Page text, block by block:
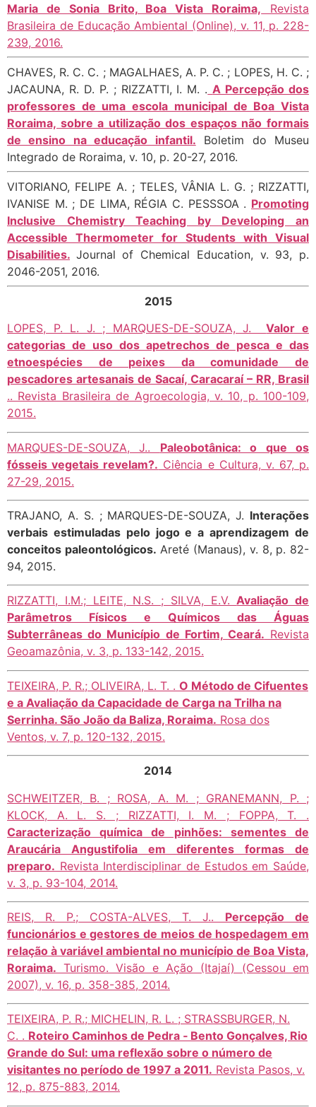
Maria de Sonia Brito, Boa Vista Roraima, Revista
Brasileira de Educação Ambiental (Online), v. 11, p. 228-
239, 2016.
CHAVES, R. C. C. ; MAGALHAES, A. P. C. ; LOPES, H. C. ;
JACAUNA, R. D. P. ; RIZZATTI, I. M. . A Percepção dos
professores de uma escola municipal de Boa Vista
Roraima, sobre a utilização dos espaços não formais
de ensino na educação infantil. Boletim do Museu
Integrado de Roraima, v. 10, p. 20-27, 2016.
VITORIANO, FELIPE A. ; TELES, VÂNIA L. G. ; RIZZATTI,
IVANISE M. ; DE LIMA, RÉGIA C. PESSSOA . Promoting
Inclusive Chemistry Teaching by Developing an
Accessible Thermometer for Students with Visual
Disabilities. Journal of Chemical Education, v. 93, p.
2046-2051, 2016.
2015
LOPES, P. L. J. ; MARQUES-DE-SOUZA, J.Valor e
categorias de uso dos apetrechos de pesca e das
etnoespécies de peixes da comunidade de
pescadores artesanais de Sacaí, Caracaraí – RR, Brasil
.. Revista Brasileira de Agroecologia, v. 10, p. 100-109,
2015.
MARQUES-DE-SOUZA, J.. Paleobotânica: o que os
fósseis vegetais revelam?. Ciência e Cultura, v. 67, p.
27-29, 2015.
TRAJANO, A. S. ; MARQUES-DE-SOUZA, J. Interações
verbais estimuladas pelo jogo e a aprendizagem de
conceitos paleontológicos. Areté (Manaus), v. 8, p. 82-
94, 2015.
RIZZATTI, I.M.; LEITE, N.S. ; SILVA, E.V.Avaliação de
Parâmetros Fí­sicos e Químicos das Águas
Subterrâneas do Município de Fortim, Ceará. Revista
Geoamazônia, v. 3, p. 133-142, 2015.
TEIXEIRA, P. R.; OLIVEIRA, L. T. . O Método de Cifuentes
e a Avaliação da Capacidade de Carga na Trilha na
Serrinha. São João da Baliza, Roraima. Rosa dos
Ventos, v. 7, p. 120-132, 2015.
2014
SCHWEITZER, B. ; ROSA, A. M. ; GRANEMANN, P. ;
KLOCK, A. L. S. ; RIZZATTI, I. M. ; FOPPA, T. .
Caracterização química de pinhões: sementes de
Araucária Angustifolia em diferentes formas de
preparo. Revista Interdisciplinar de Estudos em Saúde,
v. 3, p. 93-104, 2014.
REIS, R. P.; COSTA-ALVES, T. J.. Percepção de
funcionários e gestores de meios de hospedagem em
relação à variável ambiental no município de Boa Vista,
Roraima. Turismo. Visão e Ação (Itajaí) (Cessou em
2007), v. 16, p. 358-385, 2014.
TEIXEIRA, P. R.; MICHELIN, R. L. ; STRASSBURGER, N.
C. . Roteiro Caminhos de Pedra ‑ Bento Gonçalves, Rio
Grande do Sul: uma reflexão sobre o número de
visitantes no período de 1997 a 2011. Revista Pasos, v.
12, p. 875-883, 2014.